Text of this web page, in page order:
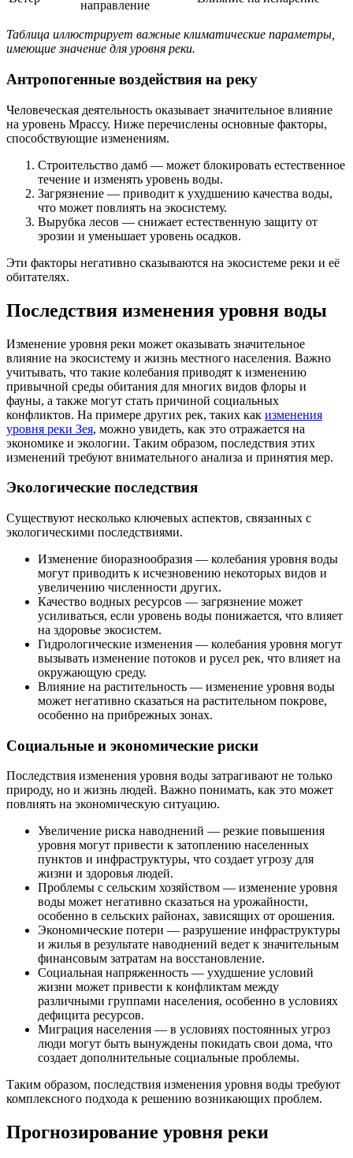
направление
Таблица иллюстрирует важные климатические параметры,
имеющие значение для уровня реки.
Антропогенные воздействия на реку
Человеческая деятельность оказывает значительное влияние
на уровень Мрассу. Ниже перечислены основные факторы,
способствующие изменениям.
Строительство дамб — может блокировать естественное
течение и изменять уровень воды.
Загрязнение — приводит к ухудшению качества воды,
что может повлиять на экосистему.
Вырубка лесов — снижает естественную защиту от
эрозии и уменьшает уровень осадков.
Эти факторы негативно сказываются на экосистеме реки и её
обитателях.
Последствия изменения уровня воды
Изменение уровня реки может оказывать значительное
влияние на экосистему и жизнь местного населения. Важно
учитывать, что такие колебания приводят к изменению
привычной среды обитания для многих видов флоры и
фауны, а также могут стать причиной социальных
конфликтов. На примере других рек, таких как изменения
уровня реки Зея, можно увидеть, как это отражается на
экономике и экологии. Таким образом, последствия этих
изменений требуют внимательного анализа и принятия мер.
Экологические последствия
Существуют несколько ключевых аспектов, связанных с
экологическими последствиями.
Изменение биоразнообразия — колебания уровня воды
могут приводить к исчезновению некоторых видов и
увеличению численности других.
Качество водных ресурсов — загрязнение может
усиливаться, если уровень воды понижается, что влияет
на здоровье экосистем.
Гидрологические изменения — колебания уровня могут
вызывать изменение потоков и русел рек, что влияет на
окружающую среду.
Влияние на растительность — изменение уровня воды
может негативно сказаться на растительном покрове,
особенно на прибрежных зонах.
Социальные и экономические риски
Последствия изменения уровня воды затрагивают не только
природу, но и жизнь людей. Важно понимать, как это может
повлиять на экономическую ситуацию.
Увеличение риска наводнений — резкие повышения
уровня могут привести к затоплению населенных
пунктов и инфраструктуры, что создает угрозу для
жизни и здоровья людей.
Проблемы с сельским хозяйством — изменение уровня
воды может негативно сказаться на урожайности,
особенно в сельских районах, зависящих от орошения.
Экономические потери — разрушение инфраструктуры
и жилья в результате наводнений ведет к значительным
финансовым затратам на восстановление.
Социальная напряженность — ухудшение условий
жизни может привести к конфликтам между
различными группами населения, особенно в условиях
дефицита ресурсов.
Миграция населения — в условиях постоянных угроз
люди могут быть вынуждены покидать свои дома, что
создает дополнительные социальные проблемы.
Таким образом, последствия изменения уровня воды требуют
комплексного подхода к решению возникающих проблем.
Прогнозирование уровня реки